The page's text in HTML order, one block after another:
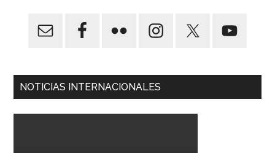
NOTICIAS INTERNACIONALES